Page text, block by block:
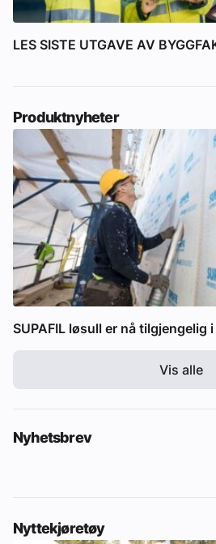
LES SISTE UTGAVE AV
Produktnyheter
SUPAFIL løsull er nå tilgjengelig
Vis alle
Nyhetsbrev
Nyttekjøretøy